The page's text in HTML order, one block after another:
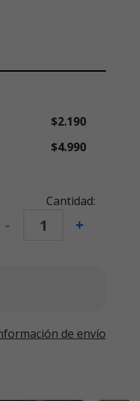
$2.190
$4.990
Cantidad:
- +
de envío